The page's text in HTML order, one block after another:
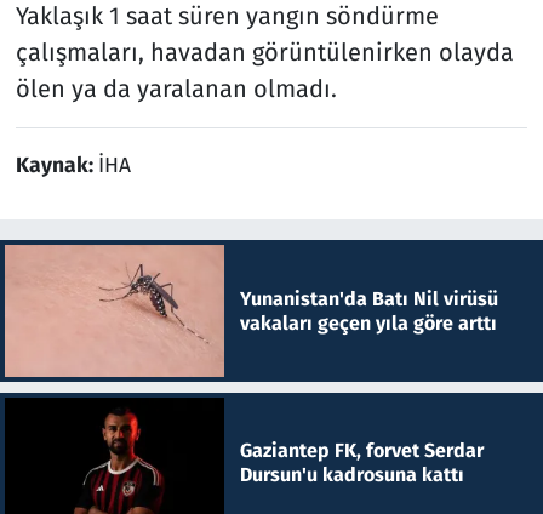
Yaklaşık 1 saat süren yangın söndürme
çalışmaları, havadan görüntülenirken olayda
ölen ya da yaralanan olmadı.
Kaynak: İHA
Yunanistan'da Batı Nil virüsü
vakaları geçen yıla göre arttı
Gaziantep FK, forvet Serdar
Dursun'u kadrosuna kattı